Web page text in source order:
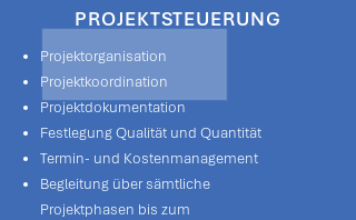
PROJEKTSTEUERUNG
Projektorganisation
Projektkoordination
Projektdokumentation
Festlegung Qualität und Quantität
Termin- und Kostenmanagement
Begleitung über sämtliche
Projektphasen bis zum